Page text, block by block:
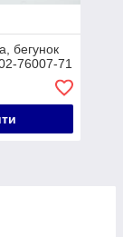
бегунок
76007-71